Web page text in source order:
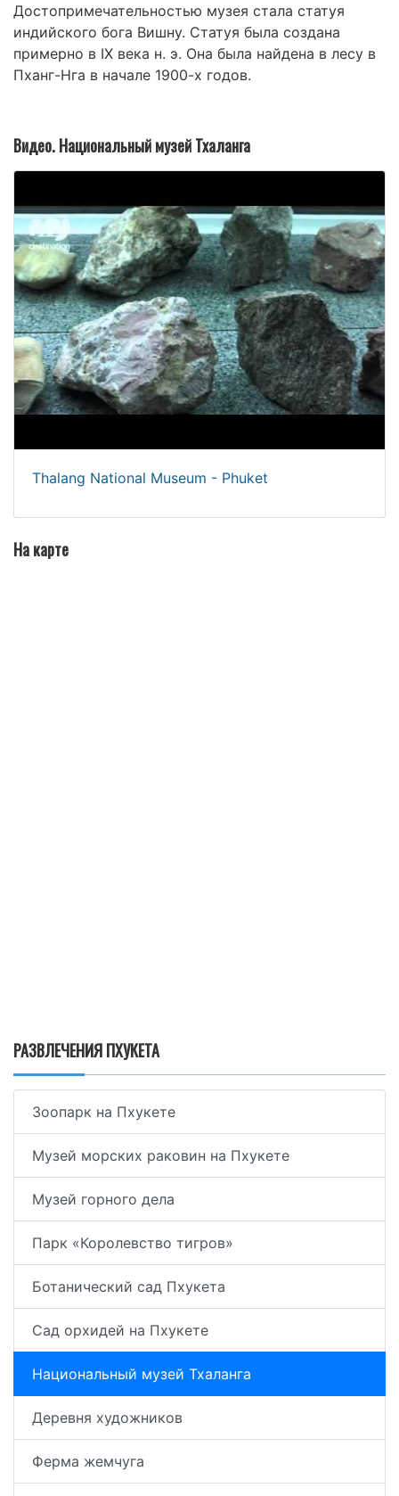
Достопримечательностью музея стала статуя
индийского бога Вишну. Статуя была создана
примерно в IX века н. э. Она была найдена в лесу в
Пханг-Нга в начале 1900-х годов.
Видео. Национальный музей Тхаланга
Thalang National Museum - Phuket
На карте
РАЗВЛЕЧЕНИЯ ПХУКЕТА
Зоопарк на Пхукете
Музей морских раковин на Пхукете
Музей горного дела
Парк «Королевство тигров»
Ботанический сад Пхукета
Сад орхидей на Пхукете
Национальный музей Тхаланга
Деревня художников
Ферма жемчуга